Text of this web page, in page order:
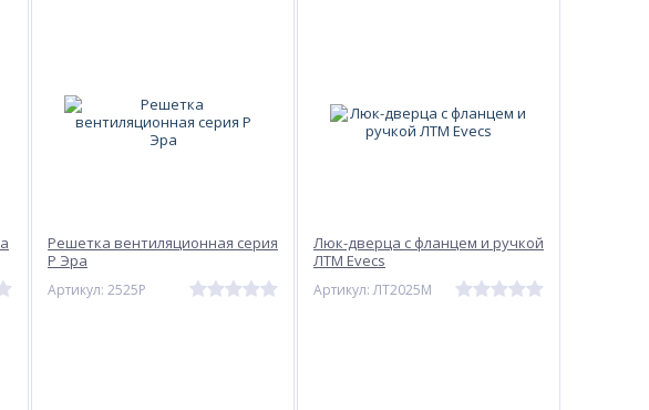
Решетка вентиляционная серия
Р Эра
Артикул: 2525Р
Люк-дверца с фланцем и ручкой
ЛТМ Evecs
Артикул: ЛТ2025М